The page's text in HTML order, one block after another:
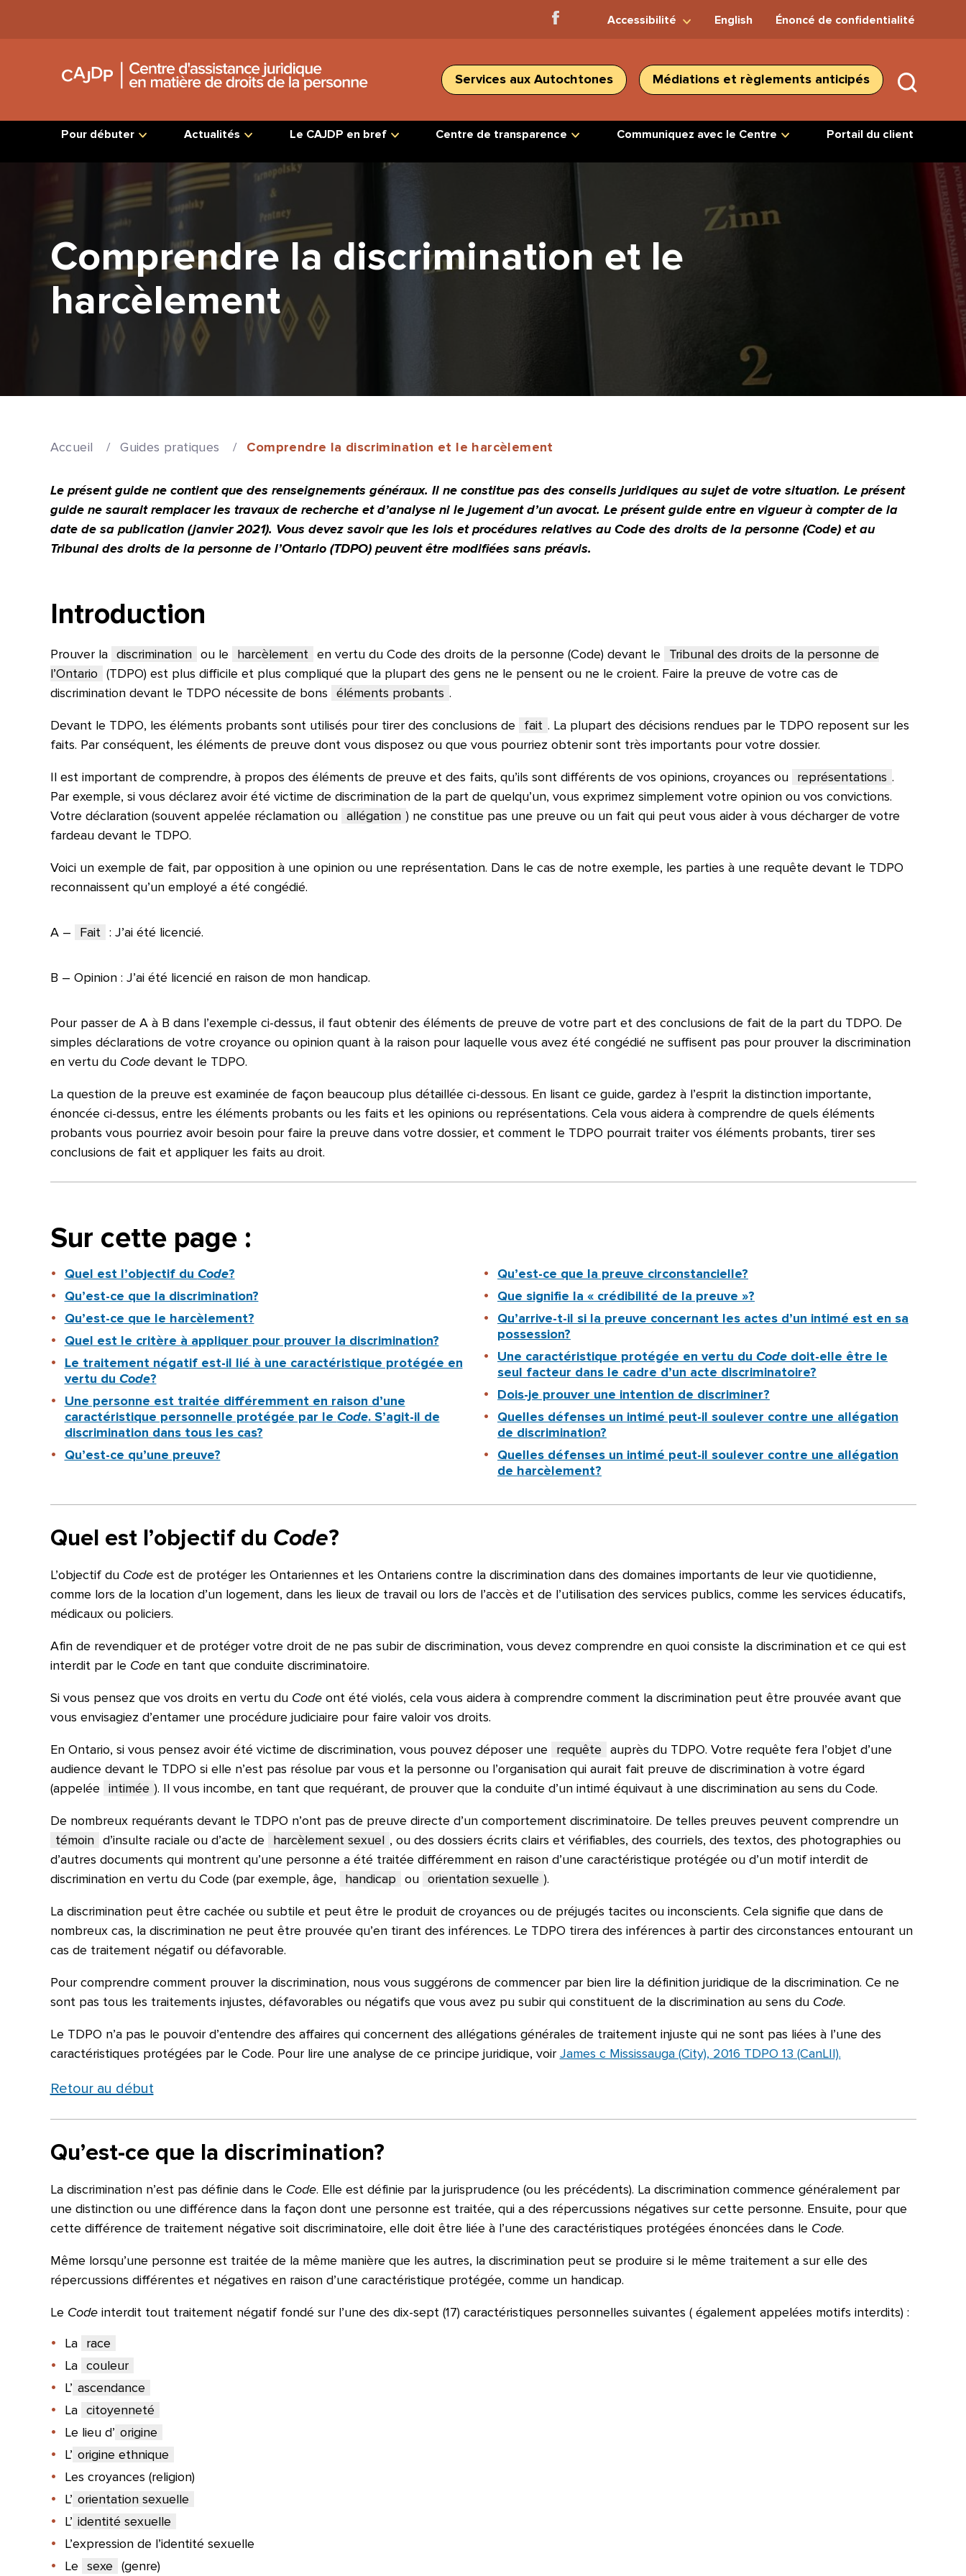
FacebookAccessibilité English Énoncé de confidentialité
Services aux Autochtones
Médiations et règlements anticipés
Pour débuter
Actualités Le CAJDP en bref Centre de transparence Communiquez avec le Centre Portail du client
Comprendre la discrimination et le
harcèlement
Accueil / Guides pratiques / Comprendre la discrimination et le harcèlement
Le présent guide ne contient que des renseignements généraux. Il ne constitue pas des conseils juridiques au sujet de votre situation. Le présent
guide ne saurait remplacer les travaux de recherche et d’analyse ni le jugement d’un avocat. Le présent guide entre en vigueur à compter de la
date de sa publication (janvier 2021). Vous devez savoir que les lois et procédures relatives au Code des droits de la personne (Code) et au
Tribunal des droits de la personne de l’Ontario (TDPO) peuvent être modifiées sans préavis.
Introduction
Prouver la discrimination ou le harcèlement en vertu du Code des droits de la personne (Code) devant le
Tribunal des droits de la personne de
l’Ontario (TDPO) est plus difficile et plus compliqué que la plupart des gens ne le pensent ou ne le croient. Faire la preuve de votre cas de
discrimination devant le TDPO nécessite de bons éléments probants .
Devant le TDPO, les éléments probants sont utilisés pour tirer des conclusions de fait . La plupart des décisions rendues par le TDPO reposent sur les
faits. Par conséquent, les éléments de preuve dont vous disposez ou que vous pourriez obtenir sont très importants pour votre dossier.
Il est important de comprendre, à propos des éléments de preuve et des faits, qu’ils sont différents de vos opinions, croyances ou représentations .
Par exemple, si vous déclarez avoir été victime de discrimination de la part de quelqu’un, vous exprimez simplement votre opinion ou vos convictions.
Votre déclaration (souvent appelée réclamation ou allégation ) ne constitue pas une preuve ou un fait qui peut vous aider à vous décharger de votre
fardeau devant le TDPO.
Voici un exemple de fait, par opposition à une opinion ou une représentation. Dans le cas de notre exemple, les parties à une requête devant le TDPO
reconnaissent qu’un employé a été congédié.
A – Fait : J’ai été licencié.
B – Opinion : J’ai été licencié en raison de mon handicap.
Pour passer de A à B dans l’exemple ci-dessus, il faut obtenir des éléments de preuve de votre part et des conclusions de fait de la part du TDPO. De
simples déclarations de votre croyance ou opinion quant à la raison pour laquelle vous avez été congédié ne suffisent pas pour prouver la discrimination
en vertu du Codedevant le TDPO.
La question de la preuve est examinée de façon beaucoup plus détaillée ci-dessous. En lisant ce guide, gardez à l’esprit la distinction importante,
énoncée ci-dessus, entre les éléments probants ou les faits et les opinions ou représentations. Cela vous aidera à comprendre de quels éléments
probants vous pourriez avoir besoin pour faire la preuve dans votre dossier, et comment le TDPO pourrait traiter vos éléments probants, tirer ses
conclusions de fait et appliquer les faits au droit.
Sur cette page :
Quel est l’objectif du Code?
Qu’est-ce que la discrimination?
Qu’est-ce que le harcèlement?
Quel est le critère à appliquer pour prouver la discrimination?
Le traitement négatif est-il lié à une caractéristique protégée en
vertu du Code?
Une personne est traitée différemment en raison d’une
caractéristique personnelle protégée par le Code. S’agit-il de
discrimination dans tous les cas?
Qu’est-ce qu’une preuve?
Qu’est-ce que la preuve circonstancielle?
Que signifie la « crédibilité de la preuve »?
Qu’arrive-t-il si la preuve concernant les actes d’un intimé est en sa
possession?
Une caractéristique protégée en vertu du Code doit-elle être le
seul facteur dans le cadre d’un acte discriminatoire?
Dois-je prouver une intention de discriminer?
Quelles défenses un intimé peut-il soulever contre une allégation
de discrimination?
Quelles défenses un intimé peut-il soulever contre une allégation
de harcèlement?
Quel est l’objectif du Code?
L’objectif du Code est de protéger les Ontariennes et les Ontariens contre la discrimination dans des domaines importants de leur vie quotidienne,
comme lors de la location d’un logement, dans les lieux de travail ou lors de l’accès et de l’utilisation des services publics, comme les services éducatifs,
médicaux ou policiers.
Afin de revendiquer et de protéger votre droit de ne pas subir de discrimination, vous devez comprendre en quoi consiste la discrimination et ce qui est
interdit par le Code en tant que conduite discriminatoire.
Si vous pensez que vos droits en vertu du Code ont été violés, cela vous aidera à comprendre comment la discrimination peut être prouvée avant que
vous envisagiez d’entamer une procédure judiciaire pour faire valoir vos droits.
En Ontario, si vous pensez avoir été victime de discrimination, vous pouvez déposer une requête auprès du TDPO. Votre requête fera l’objet d’une
audience devant le TDPO si elle n’est pas résolue par vous et la personne ou l’organisation qui aurait fait preuve de discrimination à votre égard
(appelée intimée ). Il vous incombe, en tant que requérant, de prouver que la conduite d’un intimé équivaut à une discrimination au sens du Code.
De nombreux requérants devant le TDPO n’ont pas de preuve directe d’un comportement discriminatoire. De telles preuves peuvent comprendre un
témoin d’insulte raciale ou d’acte de harcèlement sexuel , ou des dossiers écrits clairs et vérifiables, des courriels, des textos, des photographies ou
d’autres documents qui montrent qu’une personne a été traitée différemment en raison d’une caractéristique protégée ou d’un motif interdit de
discrimination en vertu du Code (par exemple, âge,
handicap ou orientation sexuelle ).
La discrimination peut être cachée ou subtile et peut être le produit de croyances ou de préjugés tacites ou inconscients. Cela signifie que dans de
nombreux cas, la discrimination ne peut être prouvée qu’en tirant des inférences. Le TDPO tirera des inférences à partir des circonstances entourant un
cas de traitement négatif ou défavorable.
Pour comprendre comment prouver la discrimination, nous vous suggérons de commencer par bien lire la définition juridique de la discrimination. Ce ne
sont pas tous les traitements injustes, défavorables ou négatifs que vous avez pu subir qui constituent de la discrimination au sens du Code.
Le TDPO n’a pas le pouvoir d’entendre des affaires qui concernent des allégations générales de traitement injuste qui ne sont pas liées à l’une des
caractéristiques protégées par le Code. Pour lire une analyse de ce principe juridique, voir James c Mississauga (City), 2016 TDPO 13 (CanLII).
Retour au début
Qu’est-ce que la discrimination?
La discrimination n’est pas définie dans le Code. Elle est définie par la jurisprudence (ou les précédents). La discrimination commence généralement par
une distinction ou une différence dans la façon dont une personne est traitée, qui a des répercussions négatives sur cette personne. Ensuite, pour que
cette différence de traitement négative soit discriminatoire, elle doit être liée à l’une des caractéristiques protégées énoncées dans le Code.
Même lorsqu’une personne est traitée de la même manière que les autres, la discrimination peut se produire si le même traitement a sur elle des
répercussions différentes et négatives en raison d’une caractéristique protégée, comme un handicap.
Le Code interdit tout traitement négatif fondé sur l’une des dix-sept (17) caractéristiques personnelles suivantes ( également appelées motifs interdits) :
La race
La couleur
L’ ascendance
La citoyenneté
Le lieu d’ origine
L’ origine ethnique
Les croyances (religion)
L’ orientation sexuelle
L’ identité sexuelle
L’expression de l’identité sexuelle
Le sexe (genre)